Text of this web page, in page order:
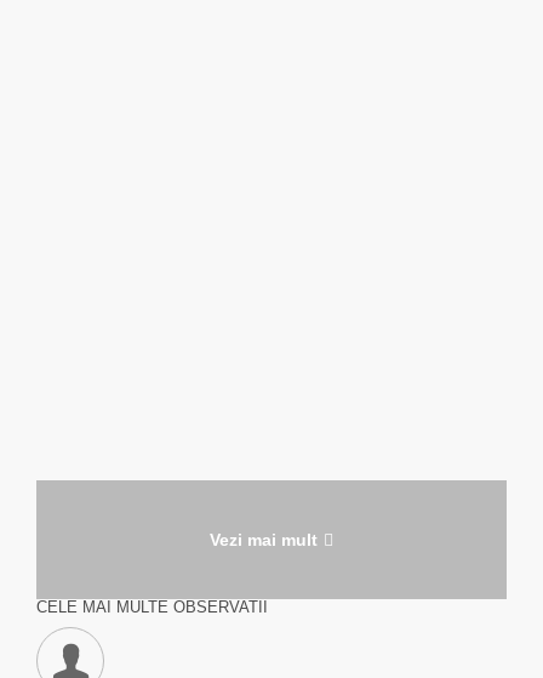
Vezi mai mult
CELE MAI MULTE OBSERVATII